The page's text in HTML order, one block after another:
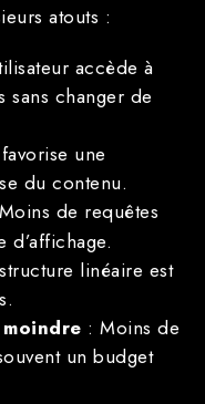
atouts :
accède à
sans changer de
une
du contenu.
de requêtes
d’affichage.
linéaire est
: Moins de
un budget